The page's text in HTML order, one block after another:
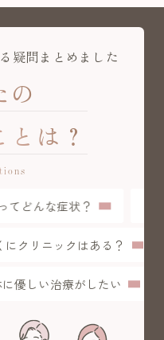
疑問まとめました
の
は？
てどんな症状？
にクリニックはある？
優しい治療がしたい